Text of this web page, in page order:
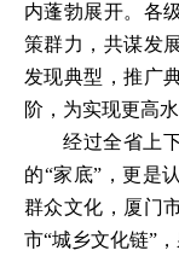
内蓬勃展开。各
策群力，共谋发
发现典型，推广
阶，为实现更高
经过全省上
的“家底”，更是
群众文化，厦门
市“城乡文化链”